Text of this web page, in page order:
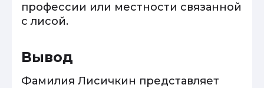
профессии или местности связанной
с лисой.
Вывод
Фамилия Лисичкин представляет